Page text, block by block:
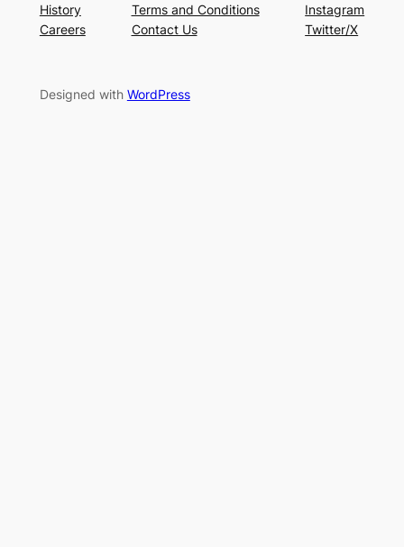
History
Careers
Terms and Conditions
Contact Us
Instagram
Twitter/X
Designed with WordPress